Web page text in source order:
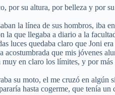
por su altura, por belleza y por
la línea de sus hombros, iba
la que llegaba a diario a la
luces quedaba claro que Joni
que mis jóvenes
en claro los límites, y por más
su moto, el me cruzó en algún
hasta cogerme, que tenía un